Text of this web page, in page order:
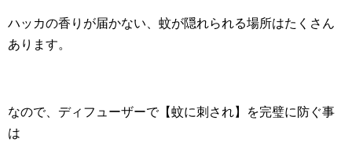
ハッカの香りが届かない、蚊が隠れられる場所はたくさん
あります。
なので、ディフューザーで【蚊に刺され】を完璧に防ぐ事
は